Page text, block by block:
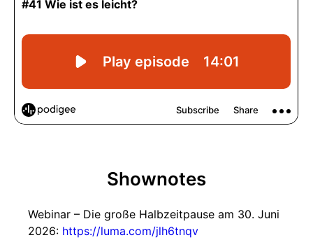
Shownotes
Webinar – Die große Halbzeitpause am 30. Juni
2026: https://luma.com/jlh6tnqv